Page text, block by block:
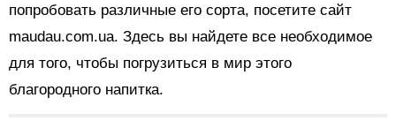
попробовать различные его сорта, посетите сайт
maudau.com.ua. Здесь вы найдете все необходимое
для того, чтобы погрузиться в мир этого
благородного напитка.